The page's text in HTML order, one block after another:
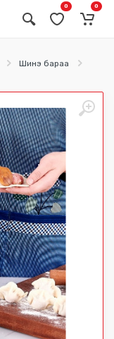
0 0
Шинэ бараа